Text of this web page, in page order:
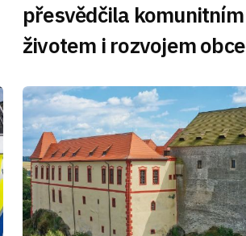
přesvědčila komunitním
životem i rozvojem obce